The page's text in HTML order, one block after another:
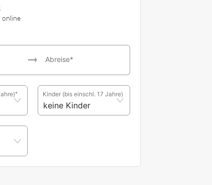
online
Abreise*
* Kinder (bis einschl. 17 Jahre)